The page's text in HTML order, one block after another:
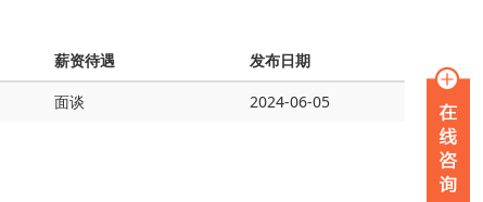
薪资待遇
发布日期
面谈 2024-06-05